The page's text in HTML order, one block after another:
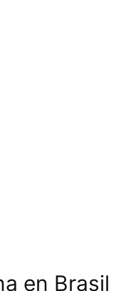
en Brasil